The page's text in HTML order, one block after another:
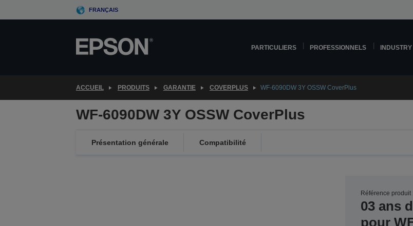
to
FRANÇAIS
PARTICULIERS PROFESSIONNELS INDUSTRY
ACCUEIL PRODUITS GARANTIE COVERPLUS WF-6090DW 3Y OSSW CoverPlus
WF-6090DW 3Y OSSW CoverPlus
Présentation générale Compatibilité
Référence produit
03 ans
pour